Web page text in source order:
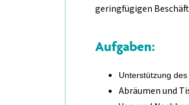
geringfügigen
Aufgaben:
Unterstützung
Abräumen und